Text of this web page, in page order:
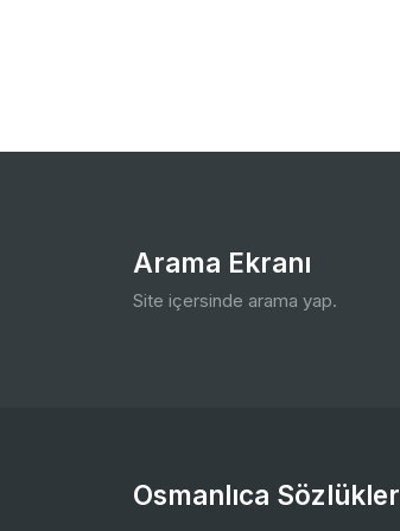
Arama Ekranı
Site içersinde arama yap.
Osmanlıca Sözlükler